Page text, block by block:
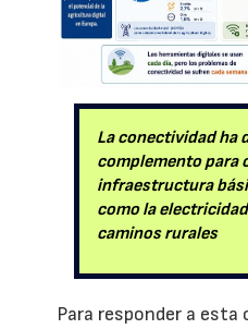
La conectividad ha
complemento para
infraestructura
como la
caminos rurales
Para responder a